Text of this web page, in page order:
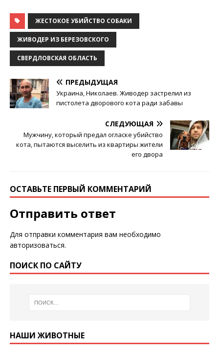
ЖЕСТОКОЕ УБИЙСТВО СОБАКИ
ЖИВОДЕР ИЗ БЕРЕЗОВСКОГО
СВЕРДЛОВСКАЯ ОБЛАСТЬ
ПРЕДЫДУЩАЯ
Украина, Николаев. Живодер застрелил из
пистолета дворового кота ради забавы
СЛЕДУЮЩАЯ
Мужчину, который предал огласке убийство
кота, пытаются выселить из квартиры жители
его двора
ОСТАВЬТЕ ПЕРВЫЙ КОММЕНТАРИЙ
Отправить ответ
Для отправки комментария вам необходимо
авторизоваться.
ПОИСК ПО САЙТУ
НАШИ ЖИВОТНЫЕ